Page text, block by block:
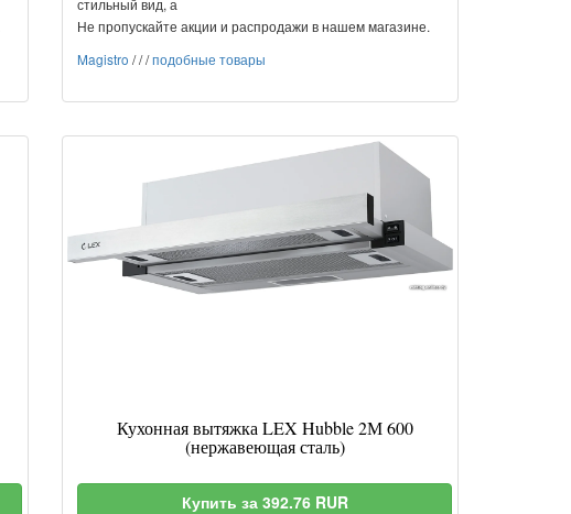
стильный вид, а
Не пропускайте акции и распродажи в нашем магазине.
Magistro ///подобные товары
Кухонная вытяжка LEX Hubble 2М 600
(нержавеющая сталь)
Купить за 392.76 RUR